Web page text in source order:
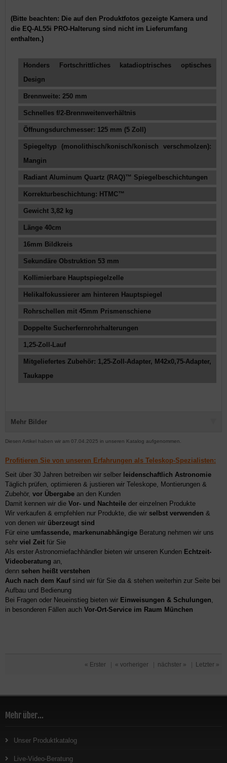
(Bitte beachten: Die auf den Produktfotos gezeigte Kamera und
die EQ-AL55i PRO-Halterung sind nicht im Lieferumfang
enthalten.)
Honders Fortschrittliches katadioptrisches optisches
Design
Brennweite: 250 mm
Schnelles f/2-Brennweitenverhältnis
Öffnungsdurchmesser: 125 mm (5 Zoll)
Spiegeltyp (monolithisch/konisch/konisch verschmolzen):
Mangin
Radiant Aluminum Quartz (RAQ)™ Spiegelbeschichtungen
Korrekturbeschichtung: HTMC™
Gewicht 3,82 kg
Länge 40cm
16mm Bildkreis
Sekundäre Obstruktion 53 mm
Kollimierbare Hauptspiegelzelle
Helikalfokussierer am hinteren Hauptspiegel
Rohrschellen mit 45mm Prismenschiene
Doppelte Sucherfernrohrhalterungen
1,25-Zoll-Lauf
Mitgeliefertes Zubehör: 1,25-Zoll-Adapter, M42x0,75-Adapter,
Taukappe
Mehr Bilder
Diesen Artikel haben wir am 07.04.2025 in unseren Katalog aufgenommen.
Profitieren Sie von unseren Erfahrungen als Teleskop-Spezialisten:
Seit über 30 Jahren betreiben wir selber leidenschaftlich Astronomie
Täglich prüfen, optimieren & justieren wir Teleskope, Montierungen &
Zubehör, vor Übergabe an den Kunden
Damit kennen wir die Vor- und Nachteile der einzelnen Produkte
Wir verkaufen & empfehlen nur Produkte, die wir selbst verwenden &
von denen wir überzeugt sind
Für eine umfassende, markenunabhängige Beratung nehmen wir uns
sehr viel Zeit für Sie
Als erster Astronomiefachhändler bieten wir unseren Kunden Echtzeit-
Videoberatung an,
denn sehen heißt verstehen
Auch nach dem Kaufsind wir für Sie da & stehen weiterhin zur Seite bei
Aufbau und Bedienung
Bei Fragen oder Neueinstieg bieten wir Einweisungen & Schulungen,
in besonderen Fällen auch Vor-Ort-Service im Raum München
« Erster « vorheriger nächster » Letzter »
Mehr über...
Unser Produktkatalog
Live-Video-Beratung